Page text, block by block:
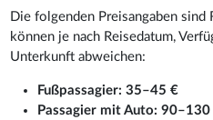
Die folgenden Preisangaben sind
können je nach Reisedatum,
Unterkunft abweichen:
Fußpassagier: 35–45 €
Passagier mit Auto: 90–130